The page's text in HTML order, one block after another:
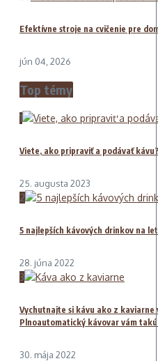
Efektívne stroje na cvičenie pre
jún 04, 2026
Top témy
1
Viete, ako pripraviť a podávať kávu?
25. augusta 2023
2
5 najlepších kávových drinkov na
28. júna 2022
3
Vychutnajte si kávu ako z kaviarne
Plnoautomatický kávovar vám
30. mája 2022